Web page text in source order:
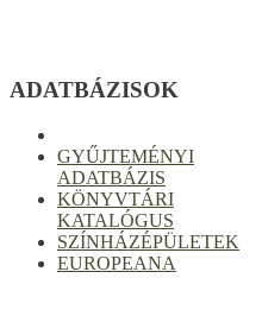
ADATBÁZISOK
GYŰJTEMÉNYI
ADATBÁZIS
KÖNYVTÁRI
KATALÓGUS
SZÍNHÁZÉPÜLETEK
EUROPEANA